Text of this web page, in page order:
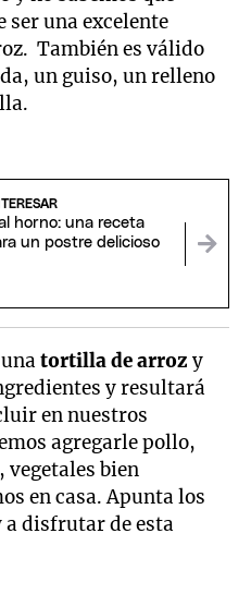
ser una excelente
También es válido
un guiso, un relleno
horno: una receta
un postre delicioso
tortilla de arrozy
y resultará
en nuestros
agregarle pollo,
bien
en casa. Apunta los
a disfrutar de esta